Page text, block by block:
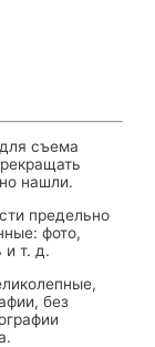
съема
нашли.
предельно
фото,
и т. д.
без